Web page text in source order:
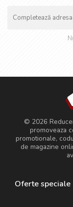
© 2026
promoveaza
promotionale,
de magazine
Oferte speciale